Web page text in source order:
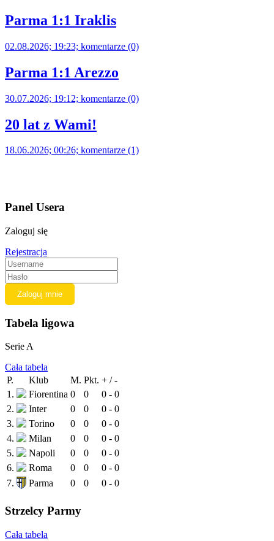
Parma 1:1 Iraklis
02.08.2026; 19:23; komentarze (0)
Parma 1:1 Arezzo
30.07.2026; 19:12; komentarze (0)
20 lat z Wami!
18.06.2026; 00:26; komentarze (1)
Panel Usera
Zaloguj się
Rejestracja
Tabela ligowa
Serie A
Cała tabela
P.
Klub M. Pkt. + / -
1.
Fiorentina 0 0
0 - 0
2.
Inter 0 0
0 - 0
3.
Torino 0 0
0 - 0
4.
Milan 0 0
0 - 0
5.
Napoli 0 0
0 - 0
6.
Roma 0 0
0 - 0
7.
Parma 0 0 0 - 0
Strzelcy Parmy
Cała tabela